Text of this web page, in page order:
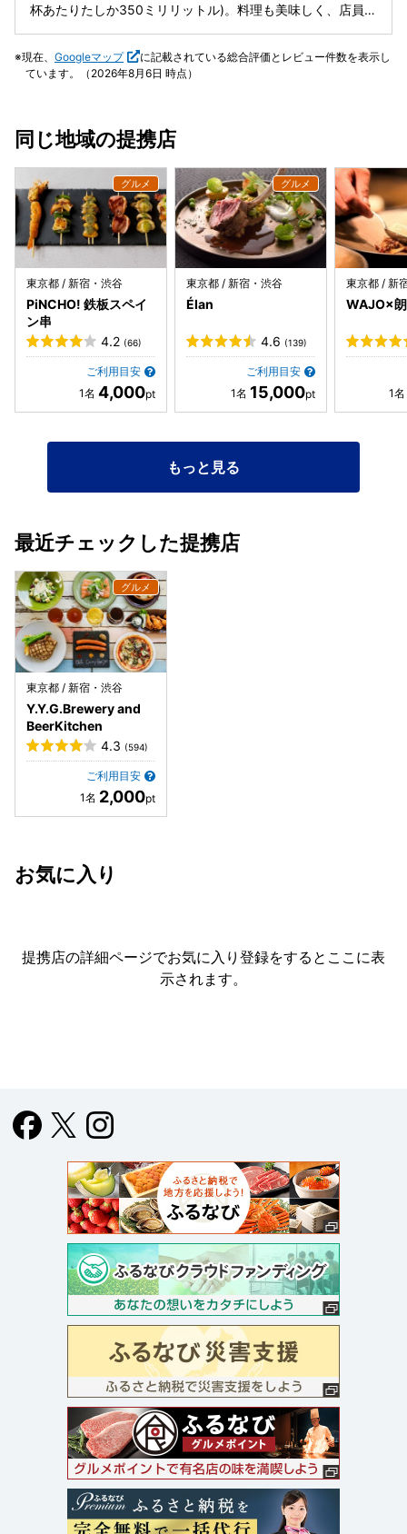
杯あたりたしか350ミリリットル)。料理も美味しく、店員さ
２時間(２時間制)でした。新宿駅南口から数分の静かな場所
にあるのも良いところです。飲み放題コースもありますので
訪れても飽きないかもしれません。
現在、 Googleマップ
に記載されている総合評価とレビュー件数を表示し
ています。（2026年8月6日 時点）
同じ地域の提携店
東京都 / 新宿・渋谷
PiNCHO! 鉄板スペイ
ン串
4.2 (66)
ご利用目安
4,000
東京都 / 新宿・渋谷
Élan
4.6 (139)
ご利用目安
15,000
東京都 / 新
WAJO×朗
もっと見る
最近チェックした提携店
東京都 / 新宿・渋谷
Y.Y.G.Brewery and
BeerKitchen
4.3 (594)
ご利用目安
2,000
お気に入り
提携店の詳細ページでお気に入り登録をすると ここに表
示されます。